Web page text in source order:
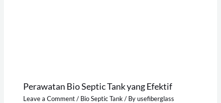
Perawatan Bio Septic Tank yang Efektif
Leave a Comment/ Bio Septic Tank/ Byusefiberglass